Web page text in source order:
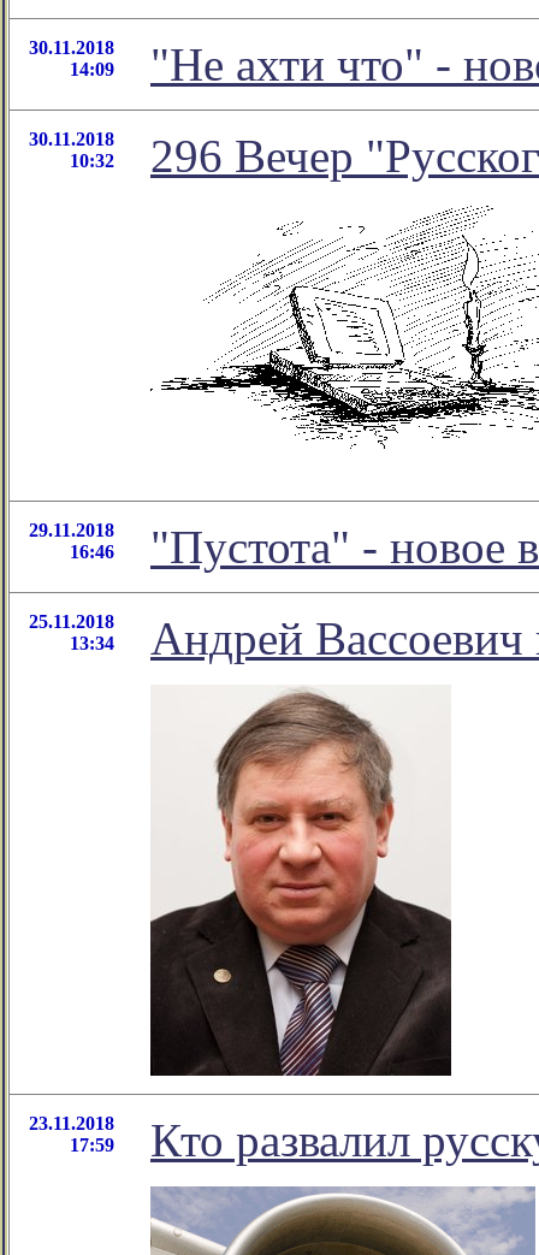
30.11.2018
14:09
"Не ахти что" -
30.11.2018
10:32
296 Вечер
29.11.2018
16:46
"Пустота" - новое
25.11.2018
13:34
Андрей
23.11.2018
17:59
Кто развалил